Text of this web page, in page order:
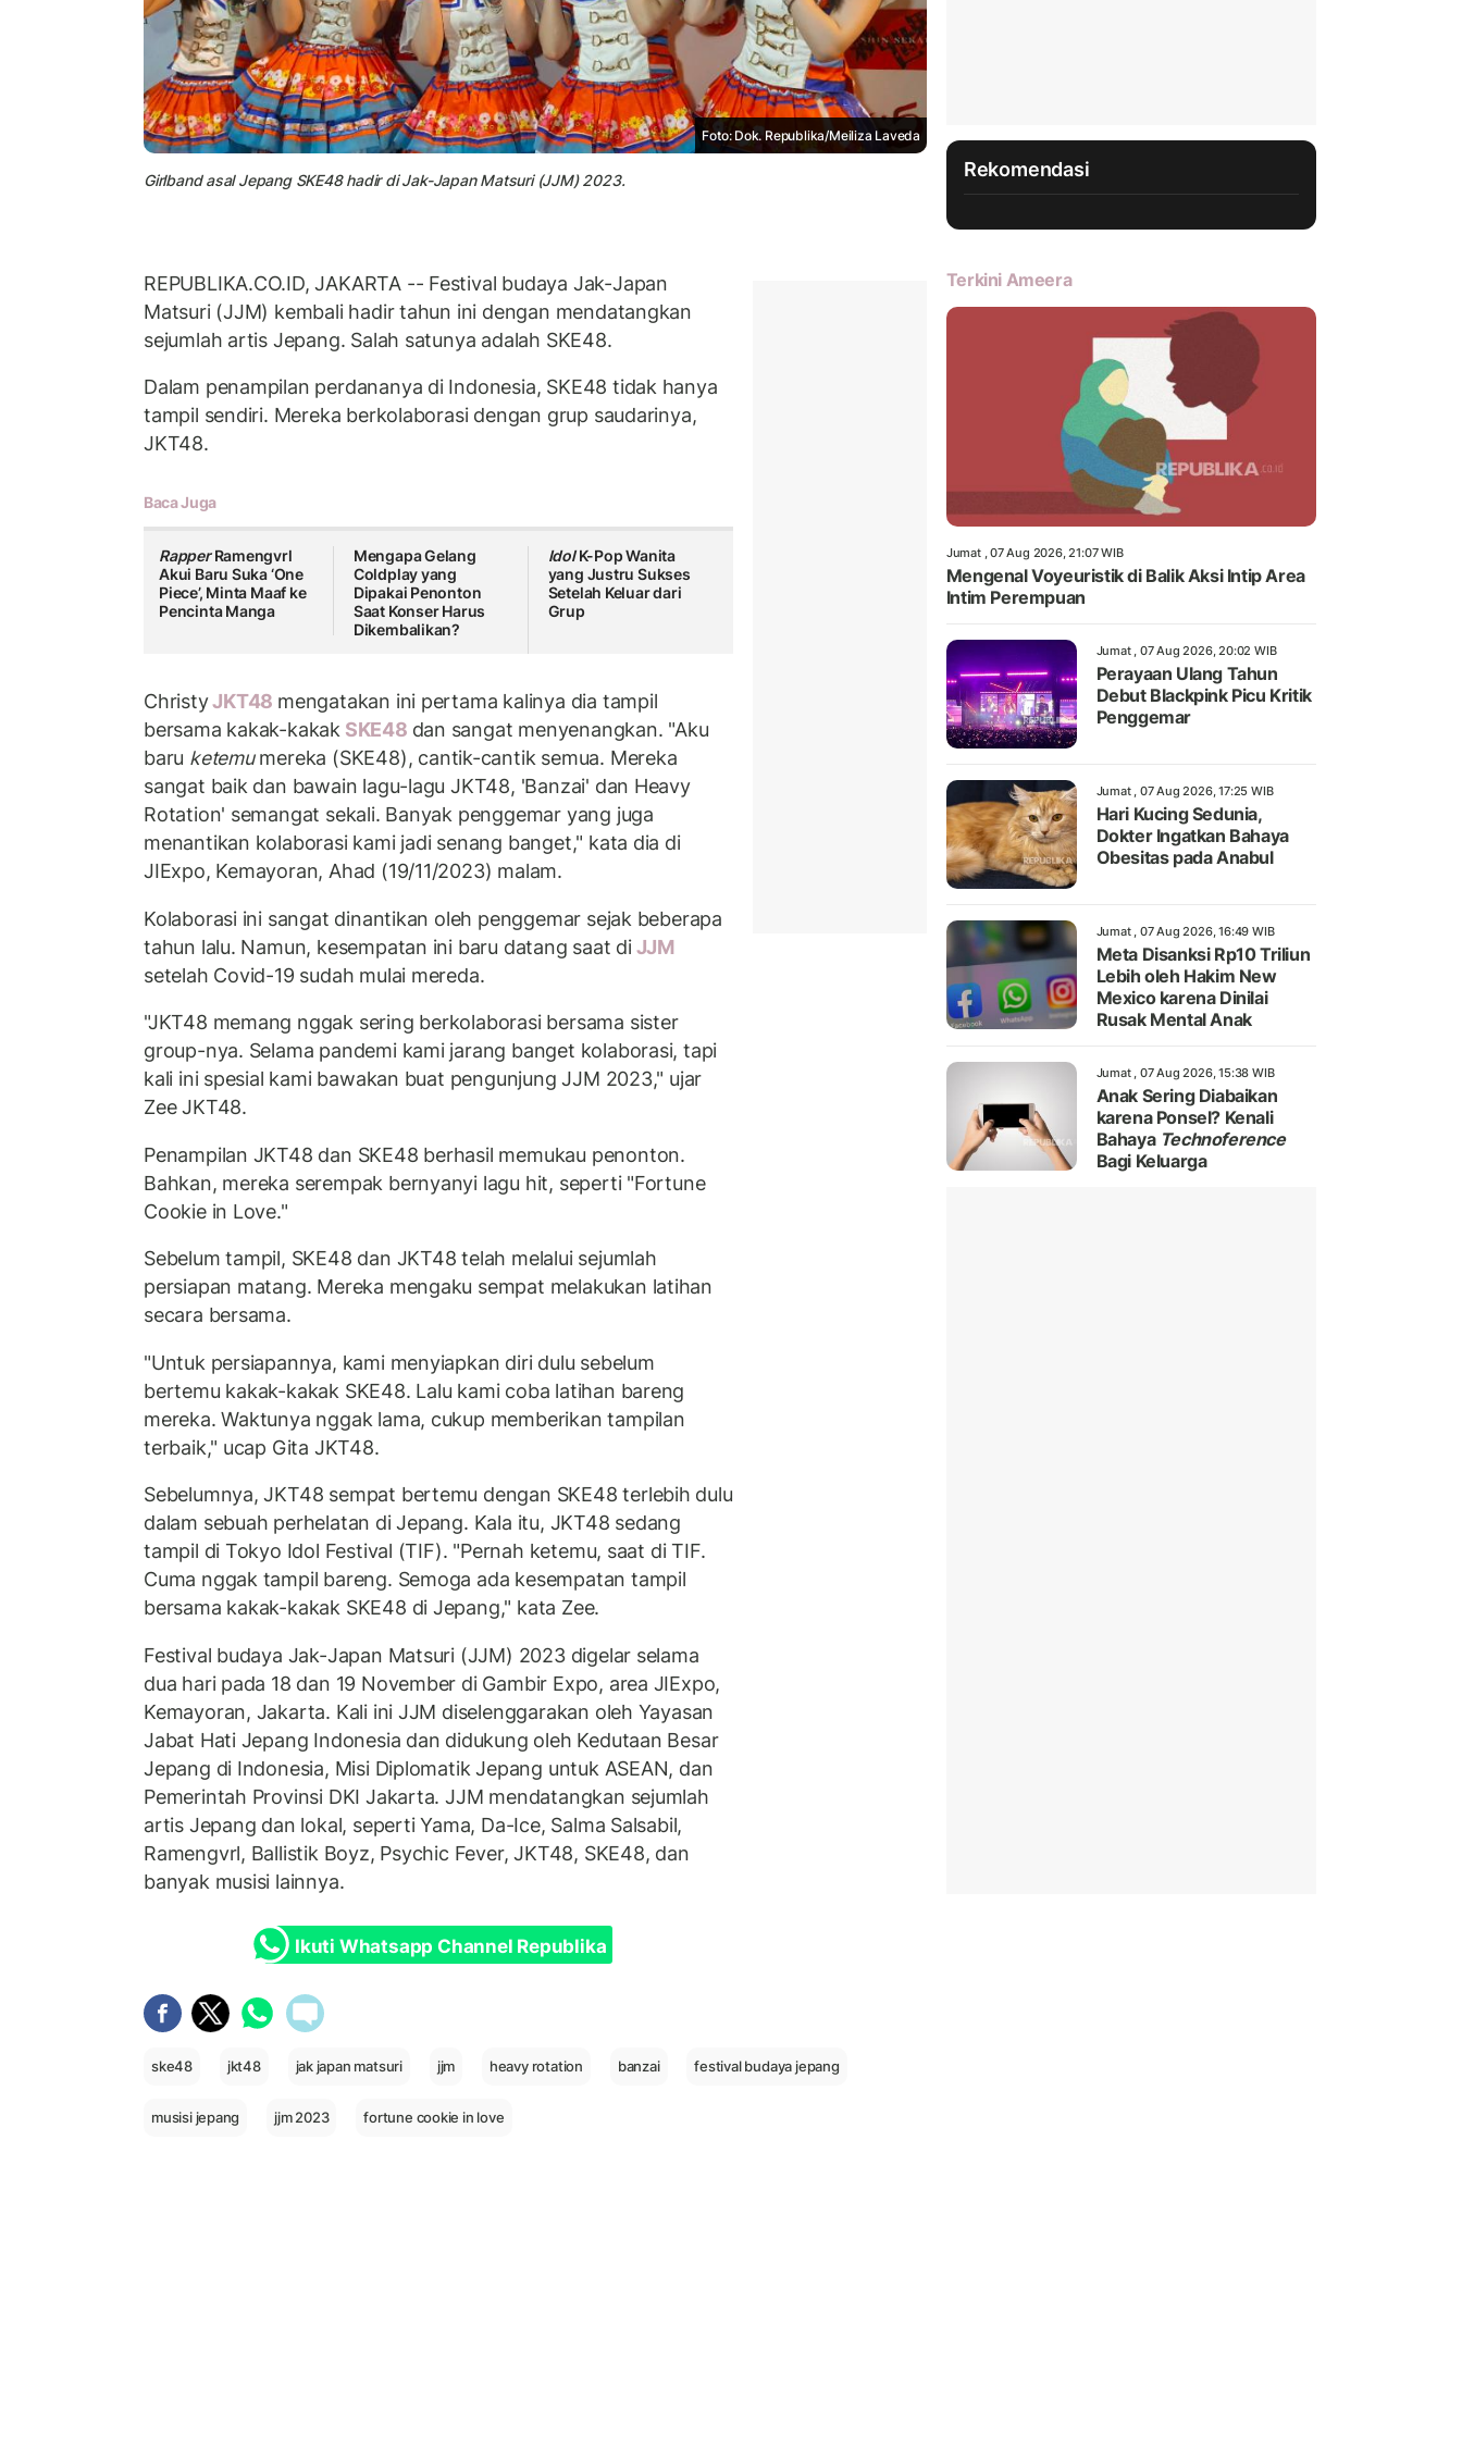
Foto: Dok. Republika/Meiliza Laveda
Girlband asal Jepang SKE48 hadir di Jak-Japan Matsuri (JJM) 2023.
REPUBLIKA.CO.ID, JAKARTA -- Festival budaya Jak-Japan
Matsuri (JJM) kembali hadir tahun ini dengan mendatangkan
sejumlah artis Jepang. Salah satunya adalah SKE48.
Dalam penampilan perdananya di Indonesia, SKE48 tidak hanya
tampil sendiri. Mereka berkolaborasi dengan grup saudarinya,
JKT48.
Baca Juga
RapperRamengvrl
Akui Baru Suka ‘One
Piece’, Minta Maaf ke
Pencinta Manga
Mengapa Gelang
Coldplay yang
Dipakai Penonton
Saat Konser Harus
Dikembalikan?
IdolK-Pop Wanita
yang Justru Sukses
Setelah Keluar dari
Grup
ChristyJKT48 mengatakan ini pertama kalinya dia tampil
bersama kakak-kakak SKE48 dan sangat menyenangkan. "Aku
baru ketemumereka (SKE48), cantik-cantik semua. Mereka
sangat baik dan bawain lagu-lagu JKT48, 'Banzai' dan Heavy
Rotation' semangat sekali. Banyak penggemar yang juga
menantikan kolaborasi kami jadi senang banget," kata dia di
JIExpo, Kemayoran, Ahad (19/11/2023) malam.
Kolaborasi ini sangat dinantikan oleh penggemar sejak beberapa
tahun lalu. Namun, kesempatan ini baru datang saat diJJM
setelah Covid-19 sudah mulai mereda.
"JKT48 memang nggak sering berkolaborasi bersama sister
group-nya. Selama pandemi kami jarang banget kolaborasi, tapi
kali ini spesial kami bawakan buat pengunjung JJM 2023," ujar
Zee JKT48.
Penampilan JKT48 dan SKE48 berhasil memukau penonton.
Bahkan, mereka serempak bernyanyi lagu hit, seperti "Fortune
Cookie in Love."
Sebelum tampil, SKE48 dan JKT48 telah melalui sejumlah
persiapan matang. Mereka mengaku sempat melakukan latihan
secara bersama.
"Untuk persiapannya, kami menyiapkan diri dulu sebelum
bertemu kakak-kakak SKE48. Lalu kami coba latihan bareng
mereka. Waktunya nggak lama, cukup memberikan tampilan
terbaik," ucap Gita JKT48.
Sebelumnya, JKT48 sempat bertemu dengan SKE48 terlebih dulu
dalam sebuah perhelatan di Jepang. Kala itu, JKT48 sedang
tampil di Tokyo Idol Festival (TIF). "Pernah ketemu, saat di TIF.
Cuma nggak tampil bareng. Semoga ada kesempatan tampil
bersama kakak-kakak SKE48 di Jepang," kata Zee.
Festival budaya Jak-Japan Matsuri (JJM) 2023 digelar selama
dua hari pada 18 dan 19 November di Gambir Expo, area JIExpo,
Kemayoran, Jakarta. Kali ini JJM diselenggarakan oleh Yayasan
Jabat Hati Jepang Indonesia dan didukung oleh Kedutaan Besar
Jepang di Indonesia, Misi Diplomatik Jepang untuk ASEAN, dan
Pemerintah Provinsi DKI Jakarta. JJM mendatangkan sejumlah
artis Jepang dan lokal, seperti Yama, Da-Ice, Salma Salsabil,
Ramengvrl, Ballistik Boyz, Psychic Fever, JKT48, SKE48, dan
banyak musisi lainnya.
Ikuti Whatsapp Channel Republika
ske48 jkt48 jak japan matsuri jjm heavy rotation banzai festival budaya jepang
musisi jepang jjm 2023 fortune cookie in love
Rekomendasi
Terkini Ameera
Jumat , 07 Aug 2026, 21:07 WIB
Mengenal Voyeuristik di Balik Aksi Intip Area
Intim Perempuan
Jumat , 07 Aug 2026, 20:02 WIB
Perayaan Ulang Tahun
Debut Blackpink Picu Kritik
Penggemar
Jumat , 07 Aug 2026, 17:25 WIB
Hari Kucing Sedunia,
Dokter Ingatkan Bahaya
Obesitas pada Anabul
Jumat , 07 Aug 2026, 16:49 WIB
Meta Disanksi Rp10 Triliun
Lebih oleh Hakim New
Mexico karena Dinilai
Rusak Mental Anak
Jumat , 07 Aug 2026, 15:38 WIB
Anak Sering Diabaikan
karena Ponsel? Kenali
Bahaya Technoference
Bagi Keluarga